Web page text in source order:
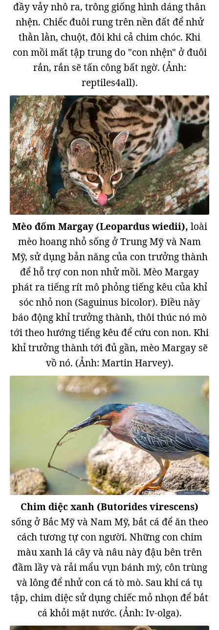
đầy vảy nhô ra, trông giống hình dáng thân
nhện. Chiếc đuôi rung trên nền đất để nhử
thằn lằn, chuột, đôi khi cả chim chóc. Khi
con mồi mất tập trung do "con nhện" ở đuôi
rắn, rắn sẽ tấn công bất ngờ. (Ảnh:
reptiles4all).
Mèo đốm Margay (Leopardus wiedii), loài
mèo hoang nhỏ sống ở Trung Mỹ và Nam
Mỹ, sử dụng bản năng của con trưởng thành
để hỗ trợ con non nhử mồi. Mèo Margay
phát ra tiếng rít mô phỏng tiếng kêu của khỉ
sóc nhỏ non (Saguinus bicolor). Điều này
báo động khỉ trưởng thành, thôi thúc nó mò
tới theo hướng tiếng kêu để cứu con non. Khi
khỉ trưởng thành tới đủ gần, mèo Margay sẽ
vồ nó. (Ảnh: Martin Harvey).
Chim diệc xanh (Butorides virescens)
sống ở Bắc Mỹ và Nam Mỹ, bắt cá để ăn theo
cách tương tự con người. Những con chim
màu xanh lá cây và nâu này đậu bên trên
đầm lầy và rải mẩu vụn bánh mỳ, côn trùng
và lông để nhử con cá tò mò. Sau khi cá tụ
tập, chim diệc sử dụng chiếc mỏ nhọn để bắt
cá khỏi mặt nước. (Ảnh: Iv-olga).